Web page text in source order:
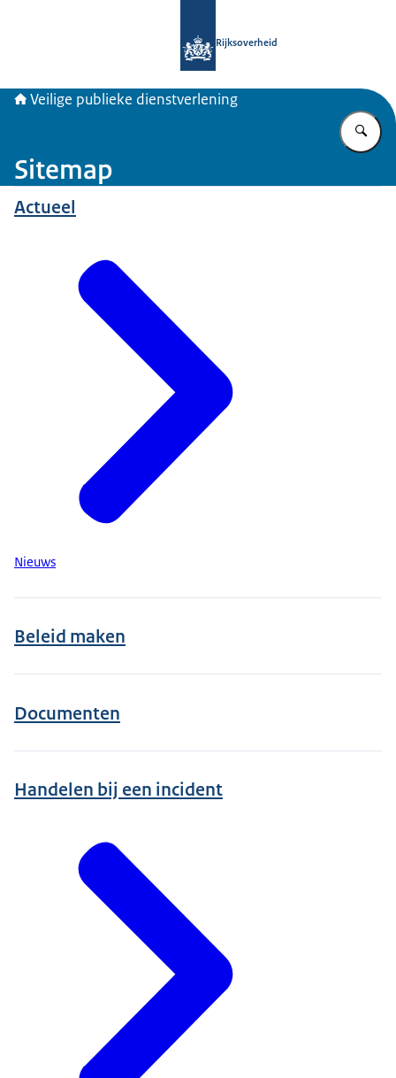
Rijksoverheid
Veilige publieke dienstverlening
Sitemap
Actueel
Nieuws
Beleid maken
Documenten
Handelen bij een incident